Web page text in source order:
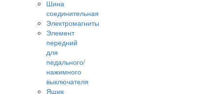
Шина
соединительная
Электромагниты
Элемент
передний
для
педального/
нажимного
выключателя
Ящик